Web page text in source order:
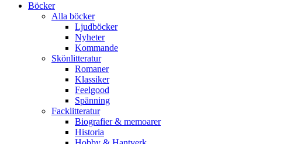
Böcker
Alla böcker
Ljudböcker
Nyheter
Kommande
Skönlitteratur
Romaner
Klassiker
Feelgood
Spänning
Facklitteratur
Biografier & memoarer
Historia